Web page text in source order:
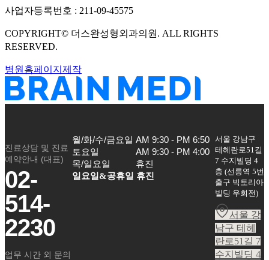
사업자등록번호 : 211-09-45575
COPYRIGHT© 더스완성형외과의원 . ALL RIGHTS
RESERVED.
병원홈페이지제작
진료상담 및 진료
예약안내 (대표)
02-
514-
2230
업무 시간 외 문의
월/화/수/금요일
토요일
목/일요일
AM 9:30 - PM 6:50
AM 9:30 - PM 4:00
휴진
일요일&공휴일 휴진
서울 강남구
테헤란로51길
7 수지빌딩 4
층 (선릉역 5번
출구 빅토리아
빌딩 우회전)
서울 강
남구 테헤
란로51길 7
수지빌딩 4